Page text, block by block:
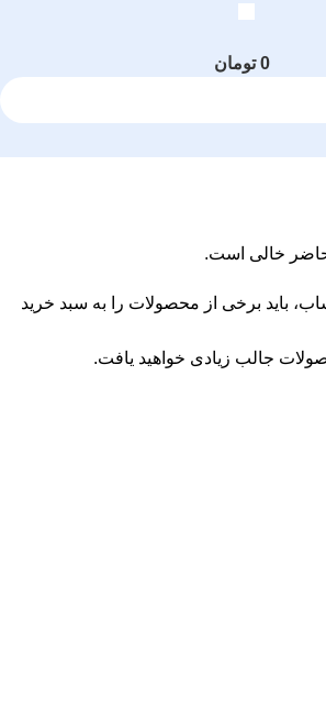
0 تومان
خالی است.
باید برخی از محصولات را به سبد خرید
جالب زیادی خواهید یافت.